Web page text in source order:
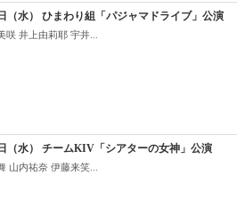
（水） ひまわり組「パジャマドライブ」公演
咲 井上由莉耶 宇井...
（水） チームKIV「シアターの女神」公演
山内祐奈 伊藤来笑...